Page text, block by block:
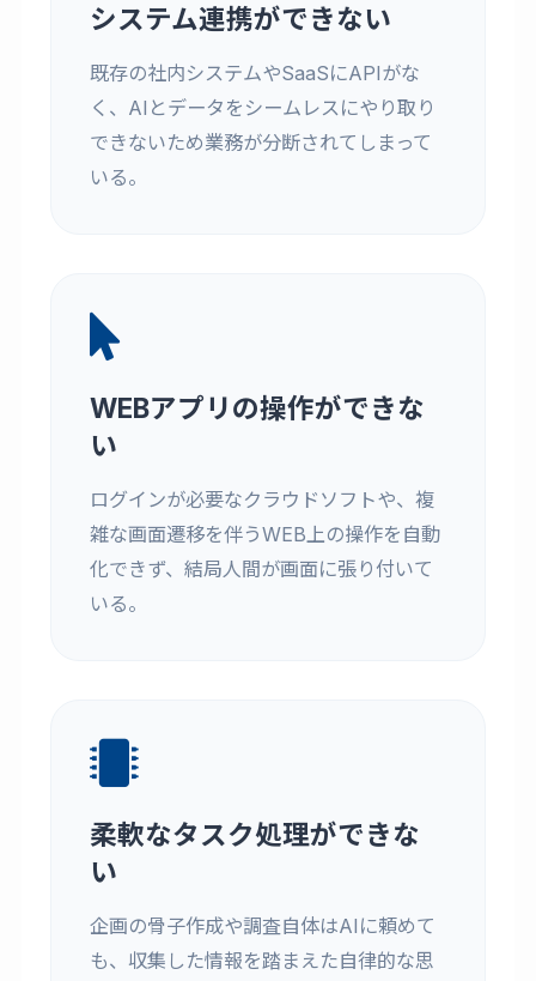
システム連携ができない
既存の社内システムやSaaSにAPIがな
く、AIとデータをシームレスにやり取り
できないため業務が分断されてしまって
いる。
WEBアプリの操作ができな
い
ログインが必要なクラウドソフトや、複
雑な画面遷移を伴うWEB上の操作を自動
化できず、結局人間が画面に張り付いて
いる。
柔軟なタスク処理ができな
い
企画の骨子作成や調査自体はAIに頼めて
も、収集した情報を踏まえた自律的な思